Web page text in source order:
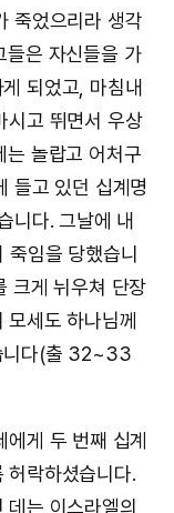
죽었으리라 생각
들은 자신들을 가
되었고, 마침내
시고 뛰면서 우상
는 놀랍고 어처구
들고 있던 십계명
니다. 그날에 내
임을 당했습니
크게 뉘우쳐 단장
세도 하나님께
니다(출 32~33
게 두 번째 십계
허락하셨습니다.
는 이스라엘의